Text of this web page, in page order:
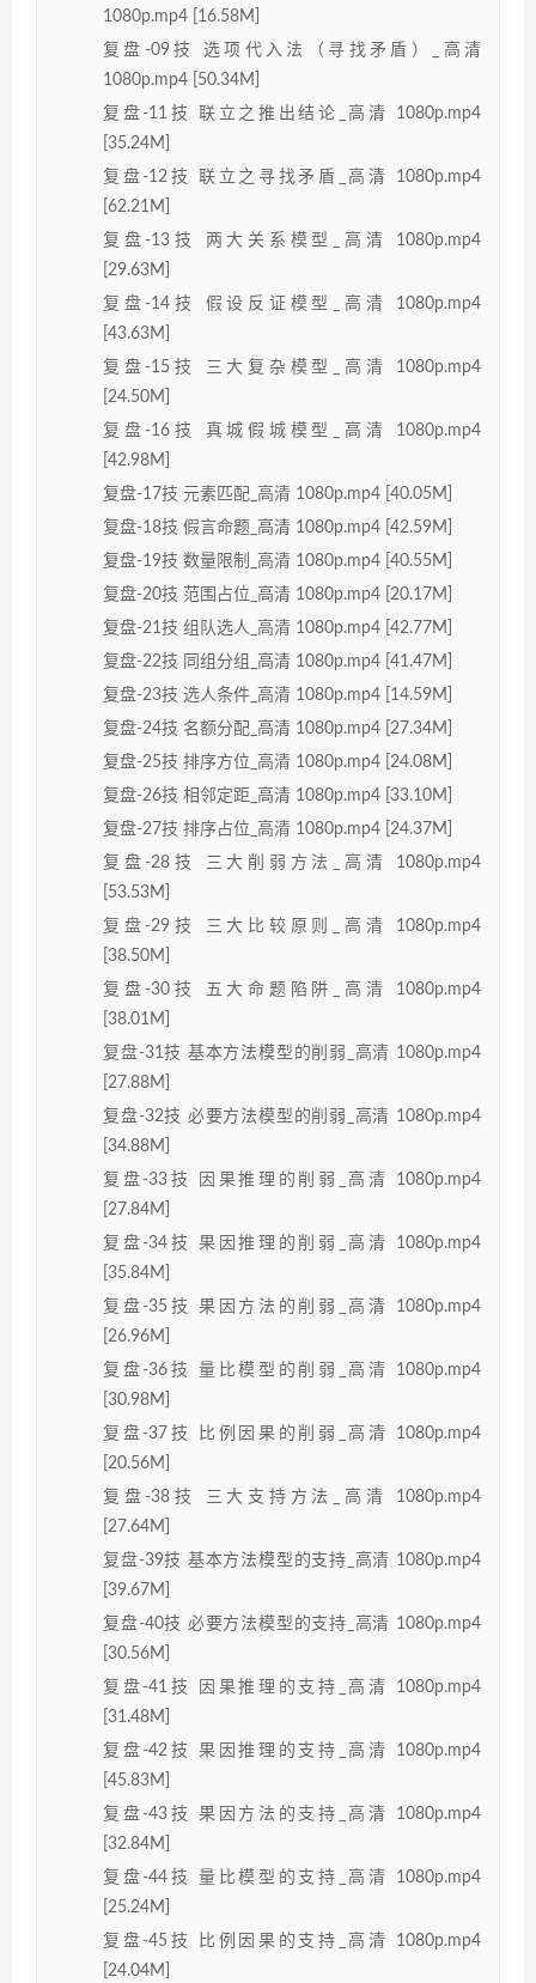
1080p.mp4 [16.58M]
复盘-09技 选项代入法（寻找矛盾）_高清
1080p.mp4 [50.34M]
复盘-11技 联立之推出结论_高清 1080p.mp4
[35.24M]
复盘-12技 联立之寻找矛盾_高清 1080p.mp4
[62.21M]
复盘-13技 两大关系模型_高清 1080p.mp4
[29.63M]
复盘-14技 假设反证模型_高清 1080p.mp4
[43.63M]
复盘-15技 三大复杂模型_高清 1080p.mp4
[24.50M]
复盘-16技 真城假城模型_高清 1080p.mp4
[42.98M]
复盘-17技 元素匹配_高清 1080p.mp4 [40.05M]
复盘-18技 假言命题_高清 1080p.mp4 [42.59M]
复盘-19技 数量限制_高清 1080p.mp4 [40.55M]
复盘-20技 范围占位_高清 1080p.mp4 [20.17M]
复盘-21技 组队选人_高清 1080p.mp4 [42.77M]
复盘-22技 同组分组_高清 1080p.mp4 [41.47M]
复盘-23技 选人条件_高清 1080p.mp4 [14.59M]
复盘-24技 名额分配_高清 1080p.mp4 [27.34M]
复盘-25技 排序方位_高清 1080p.mp4 [24.08M]
复盘-26技 相邻定距_高清 1080p.mp4 [33.10M]
复盘-27技 排序占位_高清 1080p.mp4 [24.37M]
复盘-28技 三大削弱方法_高清 1080p.mp4
[53.53M]
复盘-29技 三大比较原则_高清 1080p.mp4
[38.50M]
复盘-30技 五大命题陷阱_高清 1080p.mp4
[38.01M]
复盘-31技 基本方法模型的削弱_高清 1080p.mp4
[27.88M]
复盘-32技 必要方法模型的削弱_高清 1080p.mp4
[34.88M]
复盘-33技 因果推理的削弱_高清 1080p.mp4
[27.84M]
复盘-34技 果因推理的削弱_高清 1080p.mp4
[35.84M]
复盘-35技 果因方法的削弱_高清 1080p.mp4
[26.96M]
复盘-36技 量比模型的削弱_高清 1080p.mp4
[30.98M]
复盘-37技 比例因果的削弱_高清 1080p.mp4
[20.56M]
复盘-38技 三大支持方法_高清 1080p.mp4
[27.64M]
复盘-39技 基本方法模型的支持_高清 1080p.mp4
[39.67M]
复盘-40技 必要方法模型的支持_高清 1080p.mp4
[30.56M]
复盘-41技 因果推理的支持_高清 1080p.mp4
[31.48M]
复盘-42技 果因推理的支持_高清 1080p.mp4
[45.83M]
复盘-43技 果因方法的支持_高清 1080p.mp4
[32.84M]
复盘-44技 量比模型的支持_高清 1080p.mp4
[25.24M]
复盘-45技 比例因果的支持_高清 1080p.mp4
[24.04M]